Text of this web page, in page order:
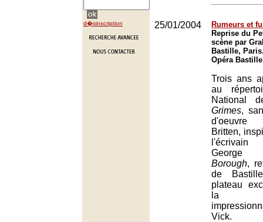
d�sinscription 25/01/2004
Rumeurs et
Reprise du
scène par
Bastille,
Opéra
Trois ans
au
National
Grimes,
d'oeuvre
Britten,
Borough,
de
plateau
la
Vick.